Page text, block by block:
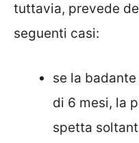
tuttavia, prevede
seguenti casi:
se la
di 6 mesi, la
spetta